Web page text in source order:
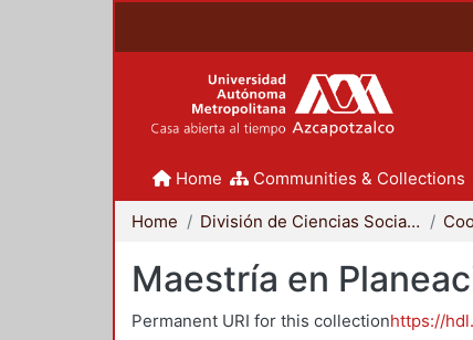
Home Communities & Collections
Home División de Ciencias Sociales y Humanidades
Maestría en
Permanent URI for this collectionhttps://